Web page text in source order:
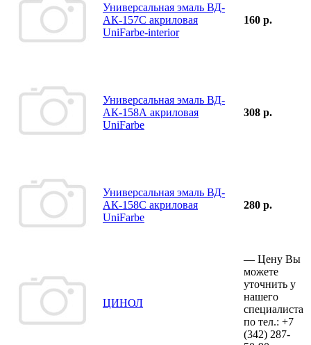
Универсальная эмаль ВД-
АК-157С акриловая
UniFarbe-interior
160 р.
Универсальная эмаль ВД-
АК-158А акриловая
UniFarbe
308 р.
Универсальная эмаль ВД-
АК-158С акриловая
UniFarbe
280 р.
ЦИНОЛ
— Цену Вы
можете
уточнить у
нашего
специалиста
по тел.: +7
(342) 287-